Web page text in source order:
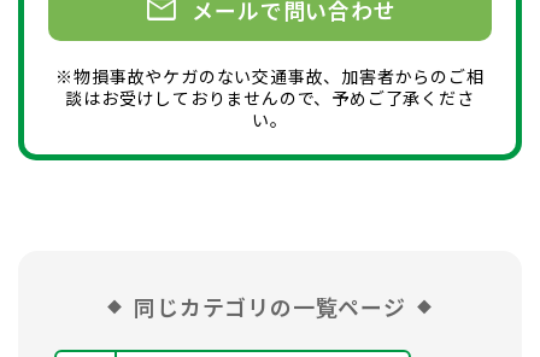
mail メールで問い合わせ
※物損事故やケガのない交通事故、加害者からのご相
談はお受けしておりませんので、予めご了承くださ
い。
同じカテゴリの一覧ページ